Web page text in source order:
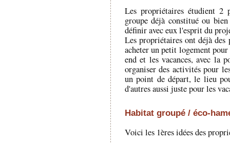
Les propriétaires étudient
groupe déjà constitué ou
définir avec eux l'esprit du
Les propriétaires ont déjà des
acheter un petit logement
end et les vacances, avec la
organiser des activités pour
un point de départ, le lieu
d'autres aussi juste pour les
Habitat groupé / éco-
Voici les 1ères idées des